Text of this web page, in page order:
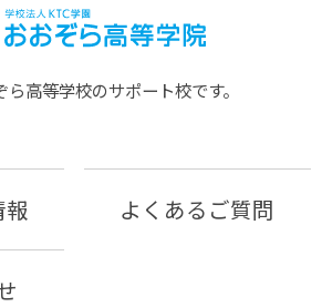
⾼等学校のサポート校です。
よくあるご質問